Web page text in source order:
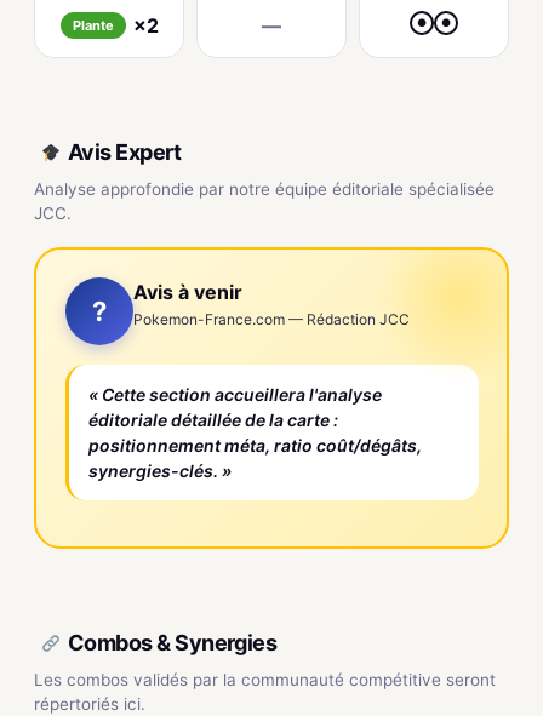
Plante ×2 — ● ●
Avis Expert
Analyse approfondie par notre équipe éditoriale spécialisée
JCC.
?
Avis à venir
Pokemon-France.com — Rédaction JCC
« Cette section accueillera l'analyse
éditoriale détaillée de la carte :
positionnement méta, ratio coût/dégâts,
synergies-clés. »
Combos & Synergies
Les combos validés par la communauté compétitive seront
répertoriés ici.